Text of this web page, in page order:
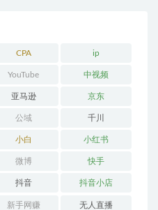
CPA ip
YouTube 中视频
亚马逊 京东
公域 千川
小白 小红书
微博 快手
抖音 抖音小店
新手网赚 无人直播